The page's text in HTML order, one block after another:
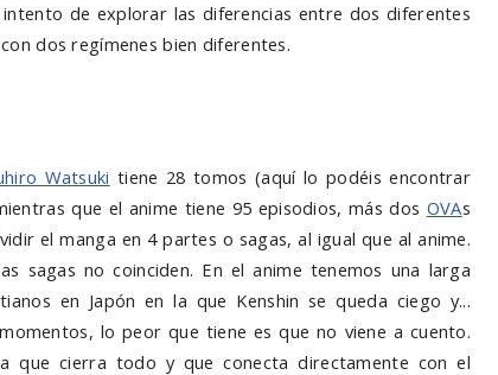
de explorar las diferencias entre dos diferentes
dos regímenes bien diferentes.
Watsuki tiene 28 tomos (aquí lo podéis encontrar
que el anime tiene 95 episodios, más dos OVAs
el manga en 4 partes o sagas, al igual que al anime.
sagas no coinciden. En el anime tenemos una larga
en Japón en la que Kenshin se queda ciego y...
lo peor que tiene es que no viene a cuento.
que cierra todo y que conecta directamente con el